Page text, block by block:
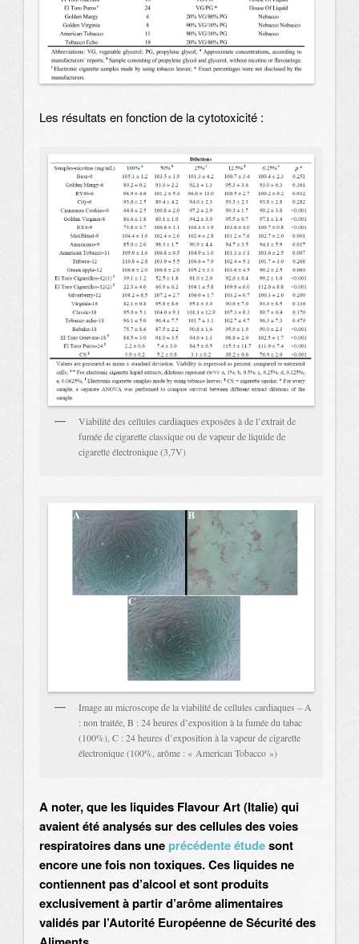
Les résultats en fonction de la cytotoxicité :
Viabilité des cellules cardiaques exposées à de l’extrait de
fumée de cigarette classique ou de vapeur de liquide de
cigarette électronique (3,7V)
Image au microscope de la viabilité de cellules cardiaques – A
: non traitée, B : 24 heures d’exposition à la fumée du tabac
(100%), C : 24 heures d’exposition à la vapeur de cigarette
électronique (100%, arôme : « American Tobacco »)
A noter, que les liquides Flavour Art (Italie) qui
avaient été analysés sur des cellules des voies
respiratoires dans une précédente étudesont
encore une fois non toxiques. Ces liquides ne
contiennent pas d’alcool et sontproduits
exclusivement à partir d’arôme alimentaires
validés par l’Autorité Européenne de Sécurité des